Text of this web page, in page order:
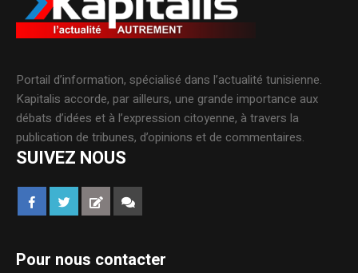
Portail d’information, spécialisé dans l’actualité tunisienne.
Kapitalis accorde, par ailleurs, une grande importance aux
débats d’idées et à l’expression citoyenne, à travers la
publication de tribunes, d’opinions et de commentaires.
SUIVEZ NOUS
Pour nous contacter